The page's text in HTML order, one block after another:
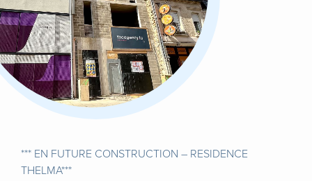
*** EN FUTURE CONSTRUCTION – RESIDENCE
THELMA***